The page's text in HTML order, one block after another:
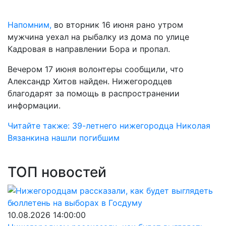
Напомним, во вторник 16 июня рано утром
мужчина уехал на рыбалку из дома по улице
Кадровая в направлении Бора и пропал.
Вечером 17 июня волонтеры сообщили, что
Александр Хитов найден. Нижегородцев
благодарят за помощь в распространении
информации.
Читайте также: 39-летнего нижегородца Николая
Вязанкина нашли погибшим
ТОП новостей
10.08.2026 14:00:00